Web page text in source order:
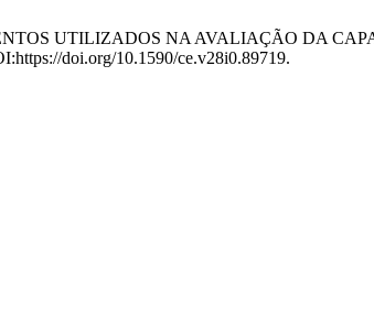
UTILIZADOS NA AVALIAÇÃO DA
doi.org/10.1590/ce.v28i0.89719.